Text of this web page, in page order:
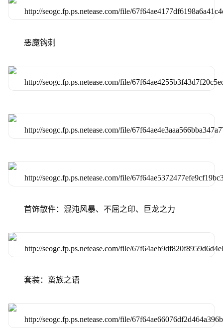
恶魔钩刺
首饰散件：混沌风暴、不屈之印、巨龙之力
套装：蛮族之语